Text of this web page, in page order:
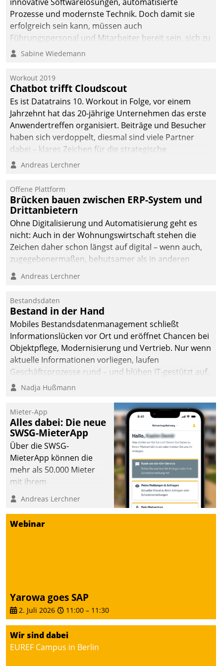
Prozesse und modernste Technik. Doch damit sie
erfolgreich sein kann, müssen auch
Führungspersonal und Mitarbeiter bereit sein, sich zu
verändern und anzupassen, sonst werden sie an ihr
Sabine Wiedemann
Workout 2019
Chatbot trifft Cloudscout
Es ist Datatrains 10. Workout in Folge, vor einem
Jahrzehnt hat das 20-jährige Unternehmen das erste
Anwendertreffen organisiert. Beiträge und Besucher
haben sich verdoppelt, diesmal sind viele Partner
dabei – klares Zeichen für die strategische
Fokussierung auf den Kunden.
Andreas Lerchner
Offene Plattform
Brücken bauen zwischen ERP-System und
Drittanbietern
Ohne Digitalisierung und Automatisierung geht es
nicht: Auch in der Wohnungswirtschaft stehen die
Zeichen daher schon längst auf digital – wenn auch,
zugegebenermaßen, behutsamer als in anderen
Branchen.
Andreas Lerchner
Bestandsdaten
Bestand in der Hand
Mobiles Bestandsdatenmanagement schließt
Informationslücken vor Ort und eröffnet Chancen bei
Objektpflege, Modernisierung und Vertrieb. Nur wenn
aktuelle Informationen vorliegen, laufen
Geschäftsprozesse rund – und blühen IT-gestützt auf.
Nadja Hußmann
Mieter-App
Alles dabei: Die neue
SWSG-MieterApp
Über die SWSG-
MieterApp können die
mehr als 50.000 Mieter
mit ihrem
Wohnungsunternehmen
kommunizieren, auf dem
Laufenden bleiben, Daten
einsehen und ändern
Andreas Lerchner
Webinar
Yarowa goes SAP
2. Juli 2026 11:00 – 11:30
Wir sind dabei
EUREF Campus in Berlin